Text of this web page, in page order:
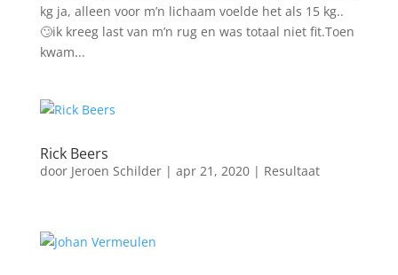
kg ja, alleen voor m’n lichaam voelde het als 15 kg..
🙄ik kreeg last van m’n rug en was totaal niet fit.Toen
kwam...
Rick Beers
door Jeroen Schilder| apr 21, 2020| Resultaat